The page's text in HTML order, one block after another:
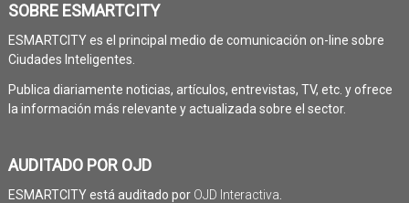
SOBRE ESMARTCITY
ESMARTCITY es el principal medio de comunicación on-line sobre
Ciudades Inteligentes.
Publica diariamente noticias, artículos, entrevistas, TV, etc. y ofrece
la información más relevante y actualizada sobre el sector.
AUDITADO POR OJD
ESMARTCITY está auditado por OJD Interactiva